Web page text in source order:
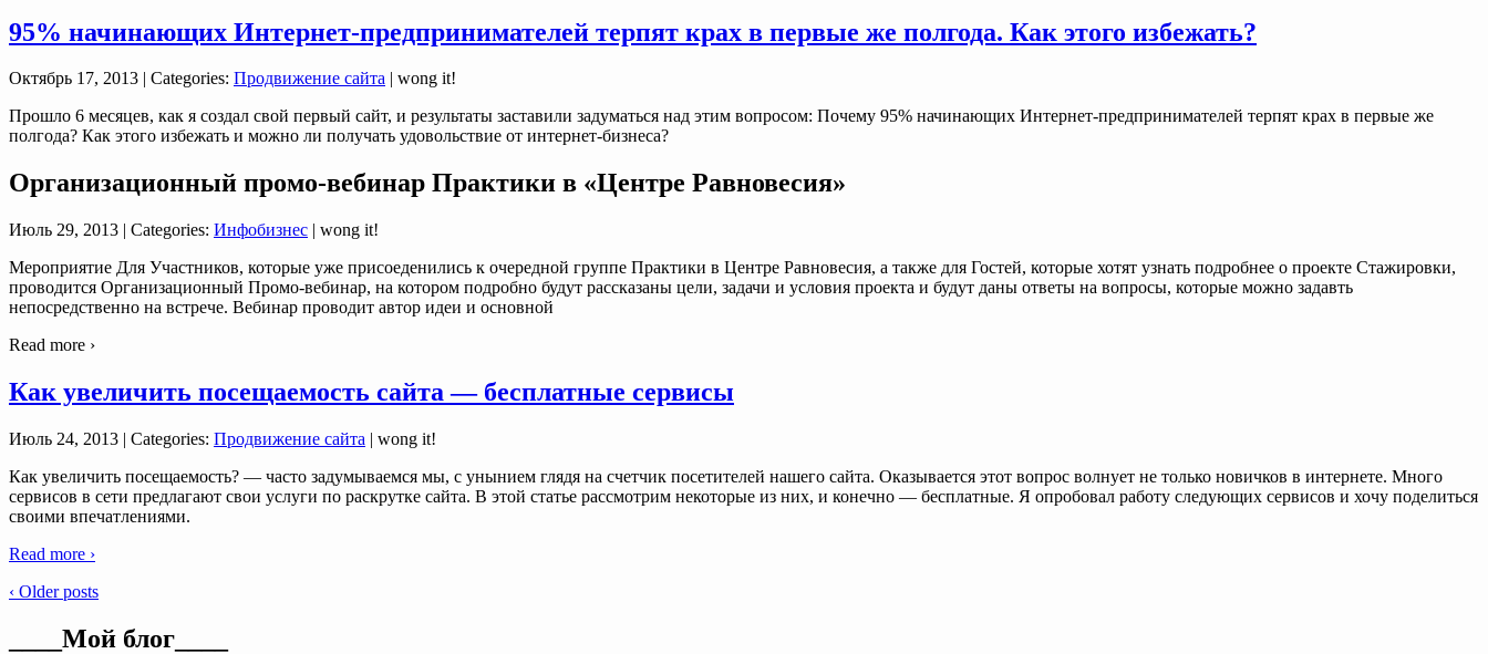
95% начинающих Интернет-предпринимателей терпят крах в первые же полгода. Как этого избежать?
Октябрь 17, 2013 | Categories: Продвижение сайта | wong it!
Прошло 6 месяцев, как я создал свой первый сайт, и результаты заставили задуматься над этим вопросом: Почему 95% начинающих Интернет-предпринимателей терпят крах в первые же
полгода? Как этого избежать и можно ли получать удовольствие от интернет-бизнеса?
Организационный промо-вебинар Практики в «Центре Равновесия»
Июль 29, 2013 | Categories: Инфобизнес | wong it!
Мероприятие Для Участников, которые уже присоеденились к очередной группе Практики в Центре Равновесия, а также для Гостей, которые хотят узнать подробнее о проекте Стажировки,
проводится Организационный Промо-вебинар, на котором подробно будут рассказаны цели, задачи и условия проекта и будут даны ответы на вопросы, которые можно задавть
непосредственно на встрече. Вебинар проводит автор идеи и основной
Read more ›
Как увеличить посещаемость сайта — бесплатные сервисы
Июль 24, 2013 | Categories: Продвижение сайта | wong it!
Как увеличить посещаемость? — часто задумываемся мы, с унынием глядя на счетчик посетителей нашего сайта. Оказывается этот вопрос волнует не только новичков в интернете. Много
сервисов в сети предлагают свои услуги по раскрутке сайта. В этой статье рассмотрим некоторые из них, и конечно — бесплатные. Я опробовал работу следующих сервисов и хочу поделиться
своими впечатлениями.
Read more ›
‹ Older posts
____Мой блог____